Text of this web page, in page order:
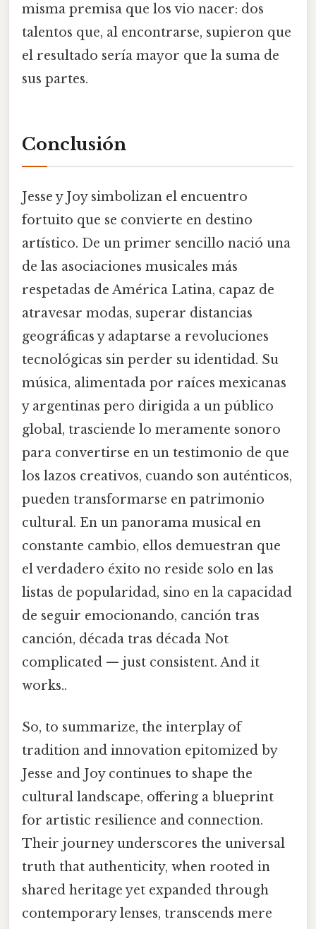
misma premisa que los vio nacer: dos
talentos que, al encontrarse, supieron que
el resultado sería mayor que la suma de
sus partes.
Conclusión
Jesse y Joy simbolizan el encuentro
fortuito que se convierte en destino
artístico. De un primer sencillo nació una
de las asociaciones musicales más
respetadas de América Latina, capaz de
atravesar modas, superar distancias
geográficas y adaptarse a revoluciones
tecnológicas sin perder su identidad. Su
música, alimentada por raíces mexicanas
y argentinas pero dirigida a un público
global, trasciende lo meramente sonoro
para convertirse en un testimonio de que
los lazos creativos, cuando son auténticos,
pueden transformarse en patrimonio
cultural. En un panorama musical en
constante cambio, ellos demuestran que
el verdadero éxito no reside solo en las
listas de popularidad, sino en la capacidad
de seguir emocionando, canción tras
canción, década tras década Not
complicated — just consistent. And it
works..
So, to summarize, the interplay of
tradition and innovation epitomized by
Jesse and Joy continues to shape the
cultural landscape, offering a blueprint
for artistic resilience and connection.
Their journey underscores the universal
truth that authenticity, when rooted in
shared heritage yet expanded through
contemporary lenses, transcends mere